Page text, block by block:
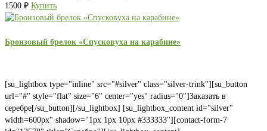
1500 ₽ Купить
Бронзовый брелок «Спусковуха на карабине»
[su_lightbox type="inline" src="#silver" class="silver-trink"][su_button
url="#" style="flat" size="6" center="yes" radius="0"]Заказать в
серебре[/su_button][/su_lightbox] [su_lightbox_content id="silver"
width=600px" shadow="1px 1px 10px #333333"][contact-form-7